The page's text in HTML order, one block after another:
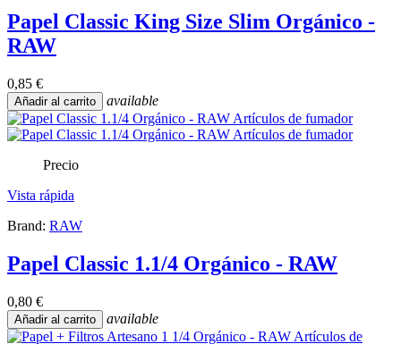
Papel Classic King Size Slim Orgánico -
RAW
0,85 €
Añadir al carrito available
Precio
Vista rápida
Brand: RAW
Papel Classic 1.1/4 Orgánico - RAW
0,80 €
Añadir al carrito available